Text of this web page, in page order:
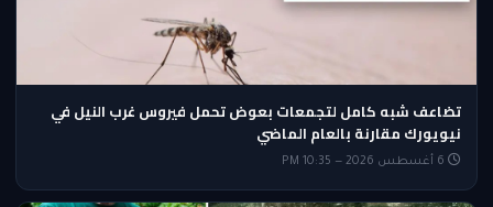
تضاعف شبه كامل لتجمعات بعوض تحمل فيروس غرب النيل في
نيويورك مقارنة بالعام الماضي